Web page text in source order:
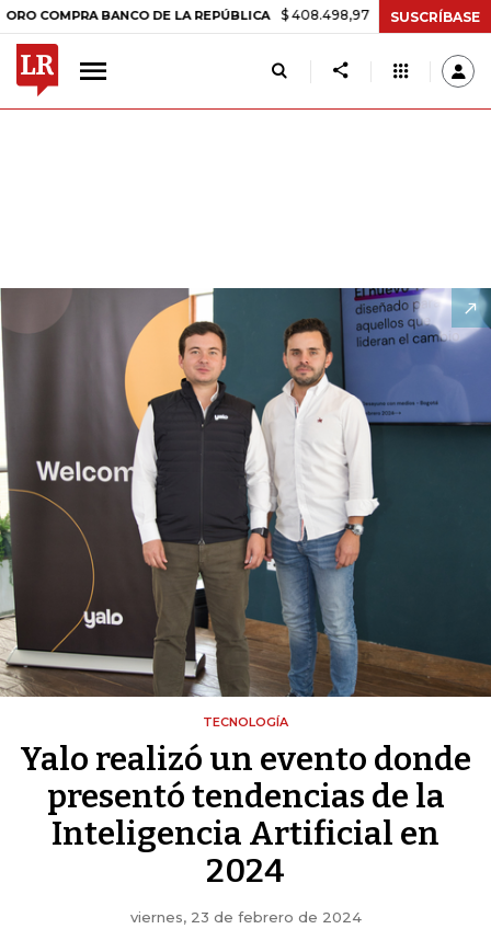
DE LA REPÚBLICA $ 408.498,97 +$ 8.753,81 +2,19% TASA
SUSCRÍBASE
TECNOLOGÍA
Yalo realizó un evento donde
presentó tendencias de la
Inteligencia Artificial en
2024
viernes, 23 de febrero de 2024